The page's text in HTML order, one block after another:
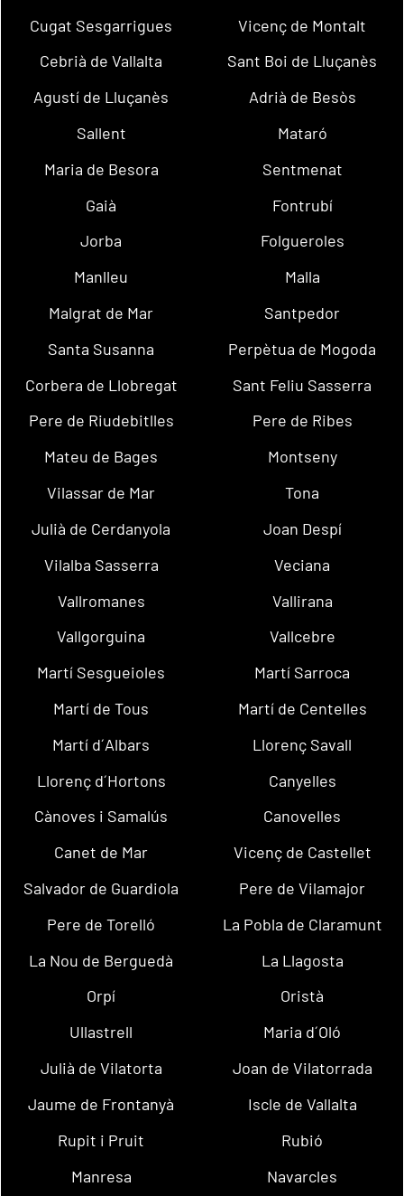
Cugat Sesgarrigues
Vicenç de Montalt
Cebrià de Vallalta
Sant Boi de Lluçanès
Agustí de Lluçanès
Adrià de Besòs
Sallent
Mataró
Maria de Besora
Sentmenat
Gaià
Fontrubí
Jorba
Folgueroles
Manlleu
Malla
Malgrat de Mar
Santpedor
Santa Susanna
Perpètua de Mogoda
Corbera de Llobregat
Sant Feliu Sasserra
Pere de Riudebitlles
Pere de Ribes
Mateu de Bages
Montseny
Vilassar de Mar
Tona
Julià de Cerdanyola
Joan Despí
Vilalba Sasserra
Veciana
Vallromanes
Vallirana
Vallgorguina
Vallcebre
Martí Sesgueioles
Martí Sarroca
Martí de Tous
Martí de Centelles
Martí d´Albars
Llorenç Savall
Llorenç d´Hortons
Canyelles
Cànoves i Samalús
Canovelles
Canet de Mar
Vicenç de Castellet
Salvador de Guardiola
Pere de Vilamajor
Pere de Torelló
La Pobla de Claramunt
La Nou de Berguedà
La Llagosta
Orpí
Oristà
Ullastrell
Maria d´Oló
Julià de Vilatorta
Joan de Vilatorrada
Jaume de Frontanyà
Iscle de Vallalta
Rupit i Pruit
Rubió
Manresa
Navarcles